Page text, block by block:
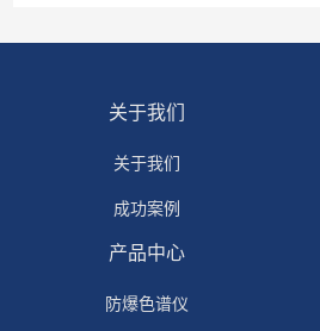
关于我们
关于我们
成功案例
产品中心
防爆色谱仪